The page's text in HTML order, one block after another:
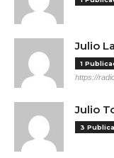
Julio
1
https://
Julio
3